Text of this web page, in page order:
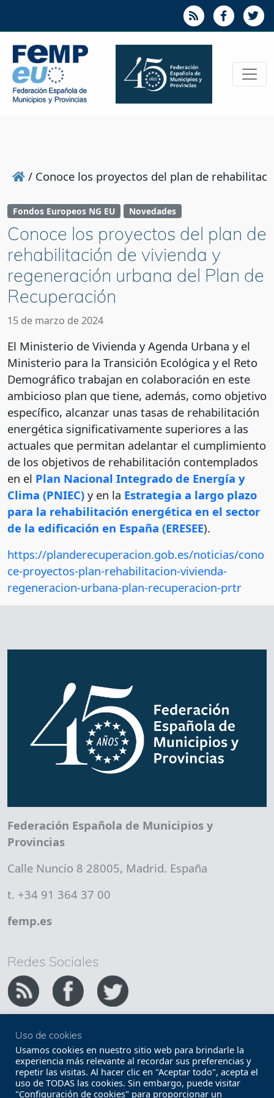
/ Conoce los proyectos del plan de
Fondos Europeos NG EU Novedades
Conoce los proyectos del plan de
rehabilitación de vivienda y
regeneración urbana del Plan de
Recuperación
15 de marzo de 2024
El Ministerio de Vivienda y Agenda Urbana y el
Ministerio para la Transición Ecológica y el Reto
Demográfico trabajan en colaboración en este
ambicioso plan que tiene, además, como objetivo
específico, alcanzar unas tasas de rehabilitación
energética significativamente superiores a las
actuales que permitan adelantar el cumplimiento
de los objetivos de rehabilitación contemplados
en el Plan Nacional Integrado de Energía y
Clima (PNIEC) y en la Estrategia a largo plazo
para la rehabilitación energética en el sector
de la edificación en España (ERESEE).
https://planderecuperacion.gob.es/noticias/cono
ce-proyectos-plan-rehabilitacion-vivienda-
regeneracion-urbana-plan-recuperacion-prtr
Federación Española de Municipios y
Provincias
Calle Nuncio 8 28005, Madrid. España
t. +34 91 364 37 00
femp.es
Redes Sociales
Copyright FEMP
Accesibilidad
Términos legales
Política de privacidad
Uso de cookies
Usamos cookies en nuestro sitio web para brindarle la
experiencia más relevante al recordar sus preferencias y
repetir las visitas. Al hacer clic en "Aceptar todo", acepta el
uso de TODAS las cookies. Sin embargo, puede visitar
"Configuración de cookies" para proporcionar un